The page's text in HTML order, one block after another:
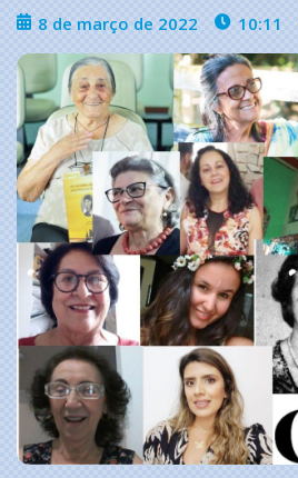
8 de março de 2022 10:11